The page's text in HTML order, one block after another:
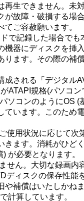
再生できません。未
が故障・破損する場
ご容赦願います。
で記録した場合で
機器にディスクを挿
ります。その際の補
成される「デジタル
ATAPI規格(パソコ
ソコンのようにOS (
ています。このため
使用状況に応じて次
きます。消耗がひど
が必要となります。
せん。大切な録画内
ディスクの保存性能
や補償はいたしかね
計算しています。